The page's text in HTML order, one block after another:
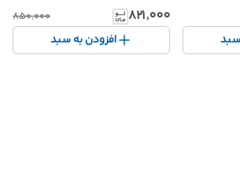
سبد
۸۲۱٬۰۰۰ ۸۵۰٬۰۰۰
افزودن به سبد